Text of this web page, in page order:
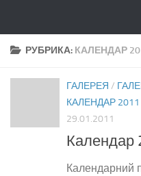
РУБРИКА: КАЛЕНДАР
ГАЛЕРЕЯ /
КАЛЕНДАР 2011
29.01.2011
Календар
Календарний